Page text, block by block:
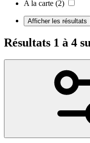
A la carte (2)
Afficher les résultats
Résultats 1 à 4